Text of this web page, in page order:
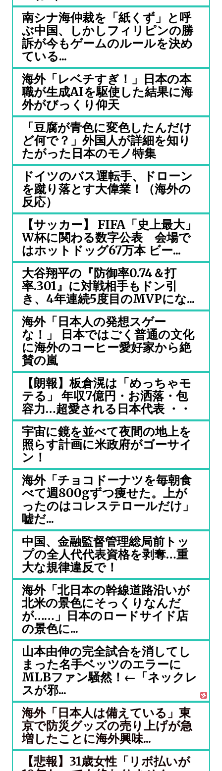
南シナ海仲裁を「紙くず」と呼
ぶ中国、しかしフィリピンの勝
訴が今もゲームのルールを決め
ている...
海外「レベチすぎ！」日本の本
職が生成AIを駆使した結果に海
外がびっくり仰天
「豆腐が青色に変色したんだけ
ど何で？」外国人が詳細を知り
たがった日本のモノ特集
ドイツのバス運転手、ドローン
を蹴り落とす大偉業！（海外の
反応）
【サッカー】 FIFA「史上最大」
W杯に関わる数字公表 会場で
はホットドッグ67万本 ビー...
大谷翔平の『防御率0.74＆打
率.301』に対戦相手もドン引
き、4年連続5度目のMVPにな...
海外「日本人の発想スゲー
な！」 日本ではごく普通の文化
に海外のコーヒー愛好家から絶
賛の嵐
【朗報】板倉滉は「めっちゃモ
テる」 年収7億円・お洒落・包
容力…超愛される日本代表 ・・
宇宙に鏡を並べて夜間の地上を
照らす計画に米政府がゴーサイ
ン！
海外「チョコドーナツを毎朝食
べて週800gずつ痩せた。上が
ったのはコレステロールだけ」
嘘だ...
中国、金融監督管理総局前トッ
プの全人代代表資格を剥奪…重
大な規律違反で！
海外「北日本の幹線道路沿いが
北米の景色にそっくりなんだ
が……」日本のロードサイド店
の景色に...
山本由伸の完全試合を消してし
まった名手ベッツのエラーに
MLBファン騒然！←「ネックレ
スが邪...
海外「日本人は備えている」東
京で防災グッズの売り上げが急
増したことに海外興味...
【悲報】31歳女性「リボ払いが